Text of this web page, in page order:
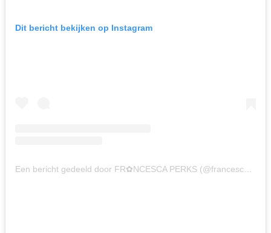
Dit bericht bekijken op Instagram